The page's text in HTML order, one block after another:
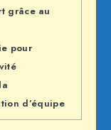
grâce au
pour
d’équipe